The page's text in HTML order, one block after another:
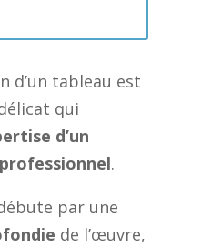
d’un tableau est
qui
d’un
.
par une
de l’œuvre,